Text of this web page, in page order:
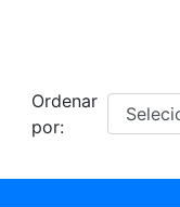
Ordenar
por: